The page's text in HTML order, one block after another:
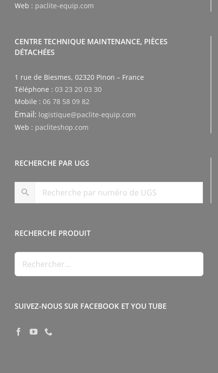
Web : paclite-equip.com
CENTRE TECHNIQUE MAINTENANCE, PIÈCES
DÉTACHÉES
1 rue de Biesmes, 02320 Pinon – France
Téléphone : 03 23 20 03 30
Mobile : 06 78 58 09 82
Email: logistique@paclite-equip.com
Web : pacliteshop.com
RECHERCHE PAR UGS
RECHERCHE PRODUIT
SUIVEZ-NOUS SUR FACEBOOK ET YOU TUBE